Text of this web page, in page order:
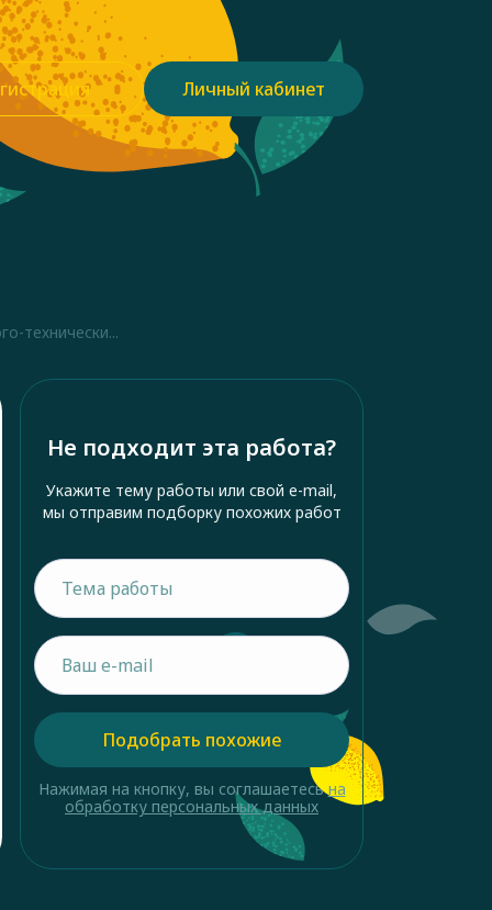
Личный кабинет
технически...
Не подходит эта работа?
Укажите тему работы или свой e-mail,
мы отправим подборку похожих работ
Подобрать похожие
Нажимая на кнопку, вы соглашаетесьна
обработку персональных данных